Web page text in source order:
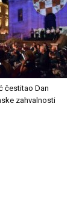
čestitao Dan
zahvalnosti